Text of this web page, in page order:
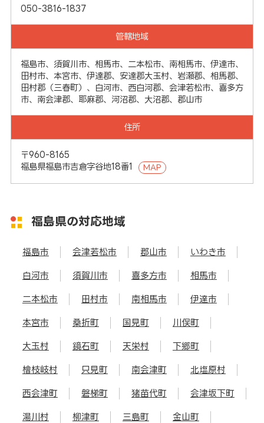
050-3816-1837
管轄地域
福島市、須賀川市、相馬市、二本松市、南相馬市、伊達市、
田村市、本宮市、伊達郡、安達郡大玉村、岩瀬郡、相馬郡、
田村郡（三春町）、白河市、西白河郡、会津若松市、喜多方
市、南会津郡、耶麻郡、河沼郡、大沼郡、郡山市
住所
〒960-8165
福島県福島市吉倉字谷地18番1
MAP
福島県の対応地域
福島市 会津若松市 郡山市 いわき市
白河市 須賀川市 喜多方市 相馬市
二本松市 田村市 南相馬市 伊達市
本宮市 桑折町 国見町 川俣町
大玉村 鏡石町 天栄村 下郷町
檜枝岐村 只見町 南会津町 北塩原村
西会津町 磐梯町 猪苗代町 会津坂下町
湯川村 柳津町 三島町 金山町